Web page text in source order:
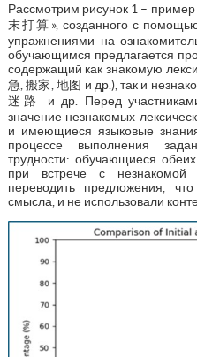
Рассмотрим рисунок 1 – пример
末打算», созданного с
упражнениями на
обучающимся предлагается
содержащий как знакомую
急, 搬家, 地图 и др.), так и
迷路 и др. Перед
значение незнакомых
и имеющиеся языковые
процессе выполнения
трудности: обучающиеся
при встрече с незнакомой
переводить предложения,
смысла, и не использовали